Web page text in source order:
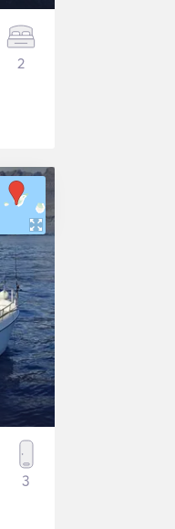
2
3